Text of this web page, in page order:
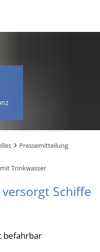
Pressemitteilung
Trinkwasser
versorgt Schiffe
befahrbar